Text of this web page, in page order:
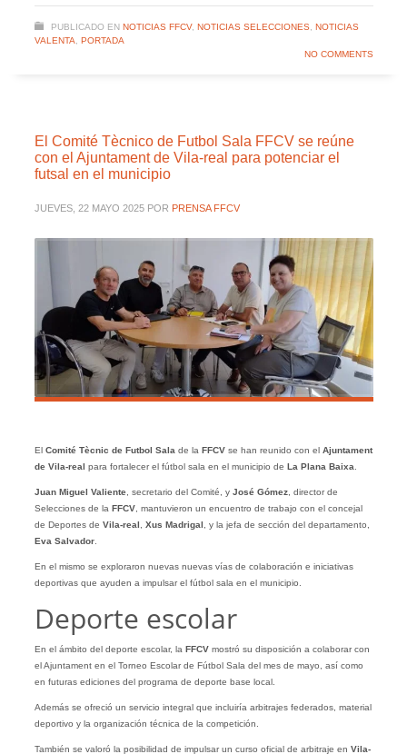
PUBLICADO EN NOTICIAS FFCV, NOTICIAS SELECCIONES, NOTICIAS
VALENTA, PORTADA
NO COMMENTS
El Comité Tècnico de Futbol Sala FFCV se reúne
con el Ajuntament de Vila-real para potenciar el
futsal en el municipio
JUEVES, 22 MAYO 2025 POR PRENSA FFCV
El Comité Tècnic de Futbol Salade la FFCVse han reunido con el Ajuntament
de Vila-real para fortalecer el fútbol sala en el municipio de La Plana Baixa.
Juan Miguel Valiente, secretario del Comité, y José Gómez, director de
Selecciones de la FFCV, mantuvieron un encuentro de trabajo con el concejal
de Deportes de Vila-real, Xus Madrigal, y la jefa de sección del departamento,
Eva Salvador.
En el mismo se exploraron nuevas nuevas vías de colaboración e iniciativas
deportivas que ayuden a impulsar el fútbol sala en el municipio.
Deporte escolar
En el ámbito del deporte escolar, la FFCVmostró su disposición a colaborar con
el Ajuntament en el Torneo Escolar de Fútbol Sala del mes de mayo, así como
en futuras ediciones del programa de deporte base local.
Además se ofreció un servicio integral que incluiría arbitrajes federados, material
deportivo y la organización técnica de la competición.
También se valoró la posibilidad de impulsar un curso oficial de arbitraje en Vila-